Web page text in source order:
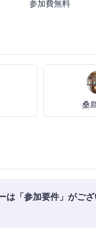
参加費無料
桑
は「参加要件」がご